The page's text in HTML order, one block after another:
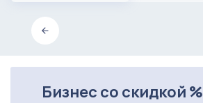
Бизнес со скидкой %